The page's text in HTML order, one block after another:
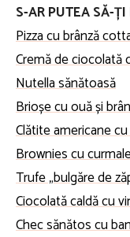
S-AR PUTEA SĂ-ȚI
Pizza cu brânză
Cremă de ciocolată
Nutella sănătoasă
Brioșe cu ouă și
Clătite americane
Brownies cu
Trufe „bulgăre de
Ciocolată caldă cu
Chec sănătos cu